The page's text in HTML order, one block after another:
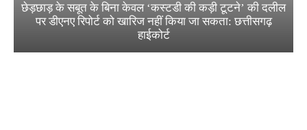
छेड़छाड़ के सबूत के बिना केवल ‘कस्टडी की कड़ी टूटने’ की दलील
पर डीएनए रिपोर्ट को खारिज नहीं किया जा सकता: छत्तीसगढ़
हाईकोर्ट